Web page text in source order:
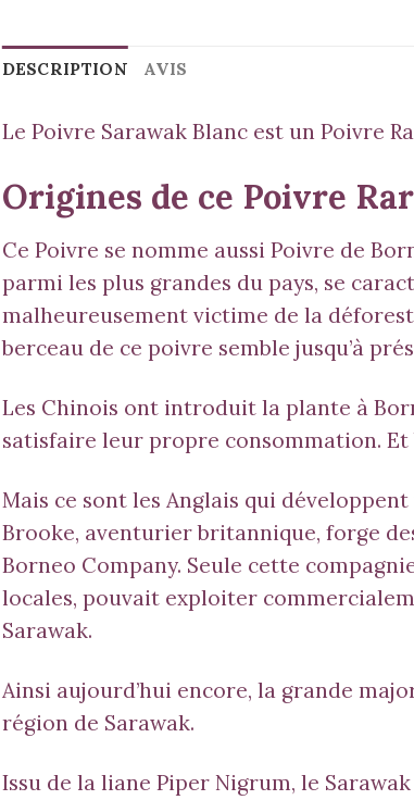
DESCRIPTION AVIS
Le Poivre Sarawak Blanc est un Poivre
Origines de ce Poivre
Ce Poivre se nomme aussi Poivre de
parmi les plus grandes du pays, se
malheureusement victime de la
berceau de ce poivre semble jusqu’à
Les Chinois ont introduit la plante à
satisfaire leur propre consommation. Et
Mais ce sont les Anglais qui
Brooke, aventurier britannique, forge
Borneo Company. Seule cette
locales, pouvait exploiter
Sarawak.
Ainsi aujourd’hui encore, la grande
région de Sarawak.
Issu de la liane Piper Nigrum, le